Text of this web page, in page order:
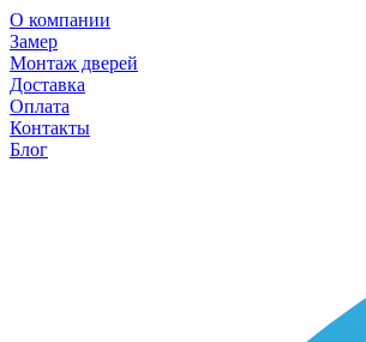
О компании
Замер
Монтаж дверей
Доставка
Оплата
Контакты
Блог